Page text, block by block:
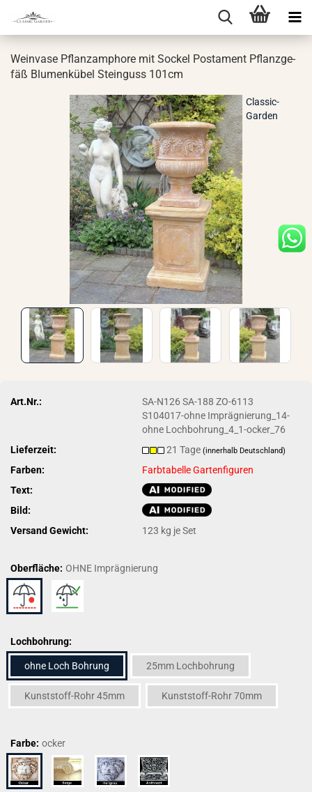
We­in­va­se Pflanz­am­pho­re mit So­ckel Pos­ta­ment Pflanz­ge­
fäß Blu­men­kü­bel Stein­guss 101cm
Classic-
Garden
Art.Nr.:
SA-N126 SA-188 ZO-6113
S104017-ohne Imprägnierung_14-
ohne Lochbohrung_4_1-ocker_76
Lieferzeit:
21 Tage(innerhalb Deutschland)
Farben:
Farbtabelle Gartenfiguren
Text:
Bild:
Versand Gewicht:
123 kg je Set
Oberfläche: OHNE Imprägnierung
Lochbohrung:
ohne Loch Bohrung 25mm Lochbohrung
Kunststoff-Rohr 45mm Kunststoff-Rohr 70mm
Farbe: ocker